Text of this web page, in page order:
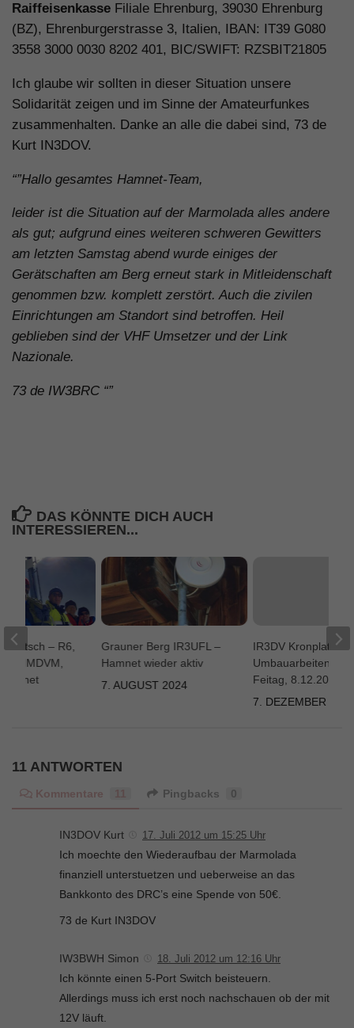
Raiffeisenkasse Filiale Ehrenburg, 39030 Ehrenburg
(BZ), Ehrenburgerstrasse 3, Italien, IBAN: IT39 G080
3558 3000 0030 8202 401, BIC/SWIFT: RZSBIT21805
Ich glaube wir sollten in dieser Situation unsere
Solidarität zeigen und im Sinne der Amateurfunkes
zusammenhalten. Danke an alle die dabei sind, 73 de
Kurt IN3DOV.
“”Hallo gesamtes Hamnet-Team,
leider ist die Situation auf der Marmolada alles andere
als gut; aufgrund eines weiteren schweren Gewitters
am letzten Samstag abend wurde einiges der
Gerätschaften am Berg erneut stark in Mitleidenschaft
genommen bzw. komplett zerstört. Auch die zivilen
Einrichtungen am Standort sind betroffen. Heil
geblieben sind der VHF Umsetzer und der Link
Nazionale.
73 de IW3BRC “”
DAS KÖNNTE DICH AUCH
INTERESSIEREN...
Grauner Berg IR3UFL –
Hamnet wieder aktiv
7. AUGUST 2024
IR3DV Kronplatz –
Umbauarbeiten am
Feitag, 8.12.2017
7. DEZEMBER
– R6,
MMDVM,
11 ANTWORTEN
Kommentare Pingbacks 0
IN3DOV Kurt 17. Juli 2012 um 15:25 Uhr
Ich moechte den Wiederaufbau der Marmolada
finanziell unterstuetzen und ueberweise an das
Bankkonto des DRC’s eine Spende von 50€.
73 de Kurt IN3DOV
IW3BWH Simon 18. Juli 2012 um 12:16 Uhr
Ich könnte einen 5-Port Switch beisteuern.
Allerdings muss ich erst noch nachschauen ob der mit
12V läuft.